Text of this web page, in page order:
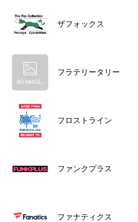
ザフォックス
フラテリータリー
フロストライン
ファンクプラス
ファナティクス